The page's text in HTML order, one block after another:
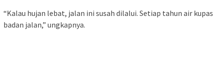
“Kalau hujan lebat, jalan ini susah dilalui. Setiap tahun air kupas
badan jalan,” ungkapnya.